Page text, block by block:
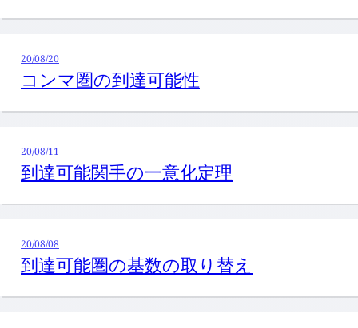
20/08/20
コンマ圏の到達可能性
20/08/11
到達可能関手の一意化定理
20/08/08
到達可能圏の基数の取り替え